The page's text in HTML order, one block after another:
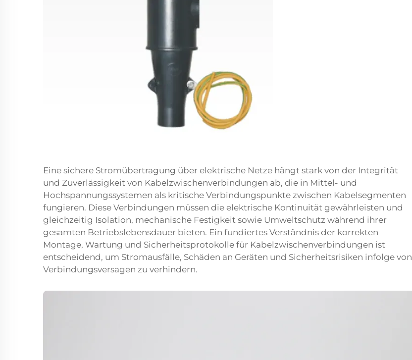
Eine sichere Stromübertragung über elektrische Netze hängt stark von der Integrität
und Zuverlässigkeit von Kabelzwischenverbindungen ab, die in Mittel- und
Hochspannungssystemen als kritische Verbindungspunkte zwischen Kabelsegmenten
fungieren. Diese Verbindungen müssen die elektrische Kontinuität gewährleisten und
gleichzeitig Isolation, mechanische Festigkeit sowie Umweltschutz während ihrer
gesamten Betriebslebensdauer bieten. Ein fundiertes Verständnis der korrekten
Montage, Wartung und Sicherheitsprotokolle für Kabelzwischenverbindungen ist
entscheidend, um Stromausfälle, Schäden an Geräten und Sicherheitsrisiken infolge von
Verbindungsversagen zu verhindern.